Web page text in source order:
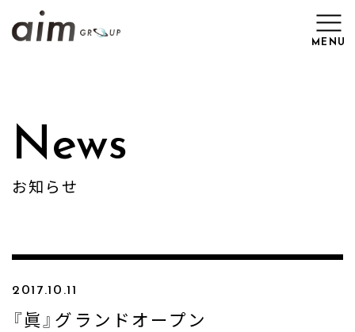
MENU
News
Work
Recruit
News
お知らせ
2017.10.11
『眞』グランドオープン